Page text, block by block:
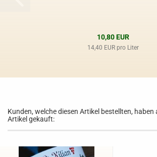
10,80 EUR
14,40 EUR pro Liter
Kunden, welche diesen Artikel bestellten, haben
Artikel gekauft: